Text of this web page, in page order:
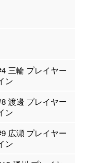
三輪 プレイヤー
ン
渡邊 プレイヤー
ン
広瀬 プレイヤー
ン